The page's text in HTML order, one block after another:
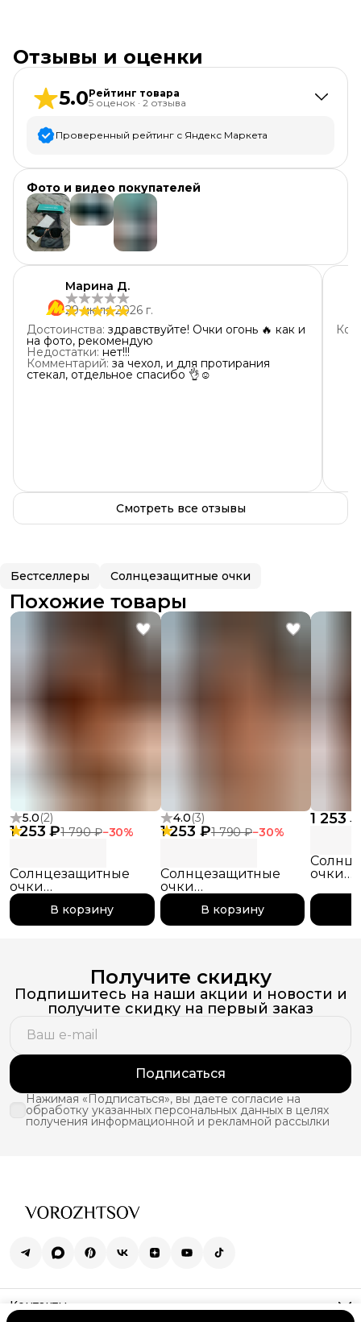
Отзывы и оценки
5.0Рейтинг товара
5 оценок · 2 отзыва
Проверенный рейтинг с Яндекс Маркета
5 звёзд
5
4 звезды
3 звезды
2 звезды
Фото и видео покупателей
Марина Д.
29 июля 2026 г.
Достоинства: здравствуйте! Очки огонь 🔥 как и
на фото, рекомендую
Недостатки: нет!!!
Комментарий: за чехол, и для протирания
стекал, отдельное спасибо 👌☺️
Смотреть все отзывы
Бестселлеры Солнцезащитные очки
Похожие товары
5.0(2)
1 253 ₽1 790 ₽−30%
Солнцезащитные
очки
поляризационные
pinterestВ корзину
4.0(3)
1 253 ₽1 790 ₽−30%
Солнцезащитные
очки
поляризационныеpinterest
В корзину
1 253 ₽
очки
Получите скидку
Подпишитесь на наши акции и новости и
получите скидку на первый заказ
Подписаться
Нажимая «Подписаться», вы даете согласие на
обработку указанных персональных данных в целях
получения информационной и рекламной рассылки
Контакты